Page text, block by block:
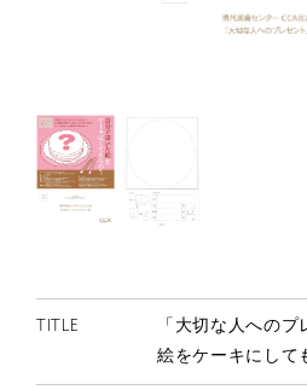
スカラシップ受賞者
CONTACT
TITLE
「大切な人への
絵をケーキにして